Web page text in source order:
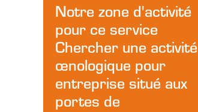
Notre zone d'activité
pour ce service
Chercher une activité
œnologique pour
entreprise situé aux
portes de